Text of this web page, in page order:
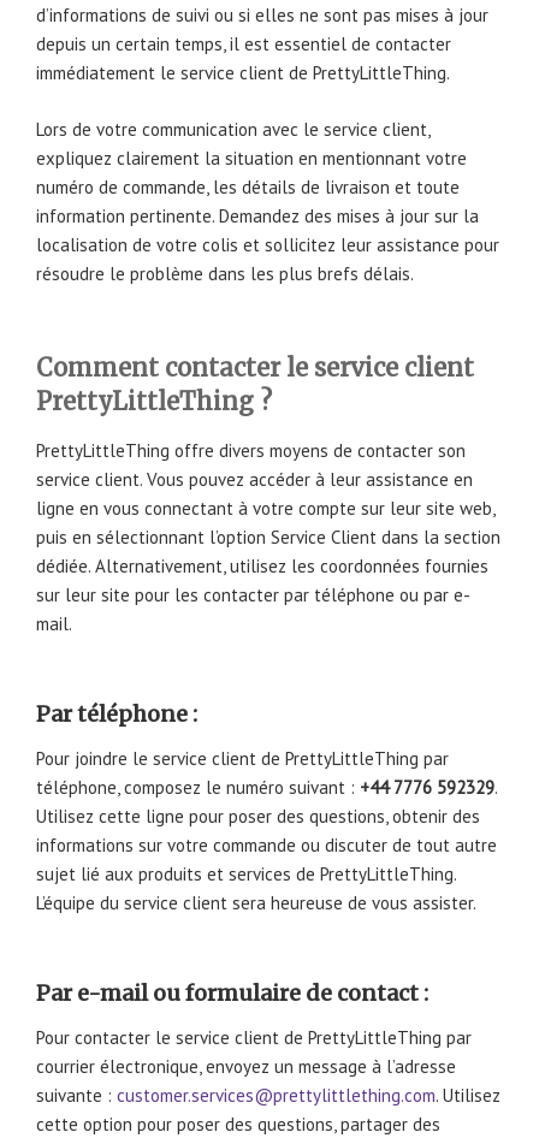
d’informations de suivi ou si elles ne sont pas mises à jour
depuis un certain temps, il est essentiel de contacter
immédiatement le service client de PrettyLittleThing.
Lors de votre communication avec le service client,
expliquez clairement la situation en mentionnant votre
numéro de commande, les détails de livraison et toute
information pertinente. Demandez des mises à jour sur la
localisation de votre colis et sollicitez leur assistance pour
résoudre le problème dans les plus brefs délais.
Comment contacter le service client
PrettyLittleThing ?
PrettyLittleThing offre divers moyens de contacter son
service client. Vous pouvez accéder à leur assistance en
ligne en vous connectant à votre compte sur leur site web,
puis en sélectionnant l’option Service Client dans la section
dédiée. Alternativement, utilisez les coordonnées fournies
sur leur site pour les contacter par téléphone ou par e-
mail.
Par téléphone :
Pour joindre le service client de PrettyLittleThing par
téléphone, composez le numéro suivant : +44 7776 592329.
Utilisez cette ligne pour poser des questions, obtenir des
informations sur votre commande ou discuter de tout autre
sujet lié aux produits et services de PrettyLittleThing.
L’équipe du service client sera heureuse de vous assister.
Par e-mail ou formulaire de contact :
Pour contacter le service client de PrettyLittleThing par
courrier électronique, envoyez un message à l’adresse
suivante : customer.services@prettylittlething.com. Utilisez
cette option pour poser des questions, partager des